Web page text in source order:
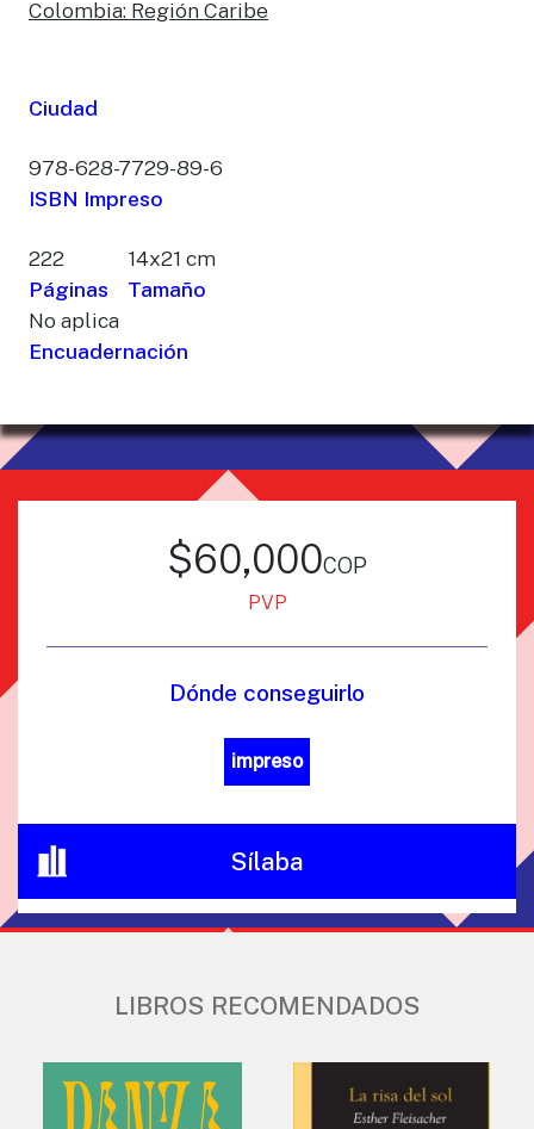
Colombia: Región Caribe
Ciudad
978-628-7729-89-6
ISBN Impreso
222
Páginas
14x21 cm
Tamaño
No aplica
Encuadernación
$60,000cop
PVP
Dónde conseguirlo
impreso
Sílaba
LIBROS RECOMENDADOS